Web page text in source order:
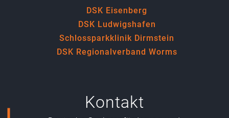
DSK Eisenberg
DSK Ludwigshafen
Schlossparkklinik Dirmstein
DSK Regionalverband Worms
Kontakt